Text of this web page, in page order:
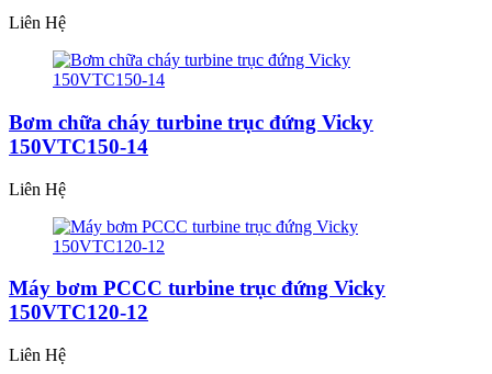
Liên Hệ
Bơm chữa cháy turbine trục đứng Vicky
150VTC150-14
Liên Hệ
Máy bơm PCCC turbine trục đứng Vicky
150VTC120-12
Liên Hệ